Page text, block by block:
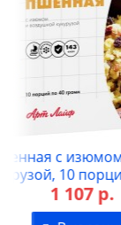
Каша